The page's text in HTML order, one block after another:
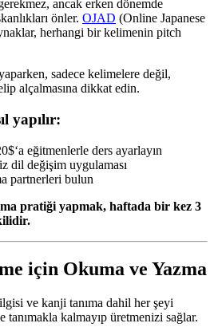
ancak erken dönemde
önler. OJAD (Online Japanese
herhangi bir kelimenin pitch
sadece kelimelere değil,
alçalmasına dikkat edin.
yapılır:
eğitmenlerle ders ayarlayın
dil değişim uygulaması
partnerleri bulun
pratiği yapmak, haftada bir kez 3
için Okuma ve Yazma
ve kanji tanıma dahil her şeyi
tanımakla kalmayıp üretmenizi sağlar.